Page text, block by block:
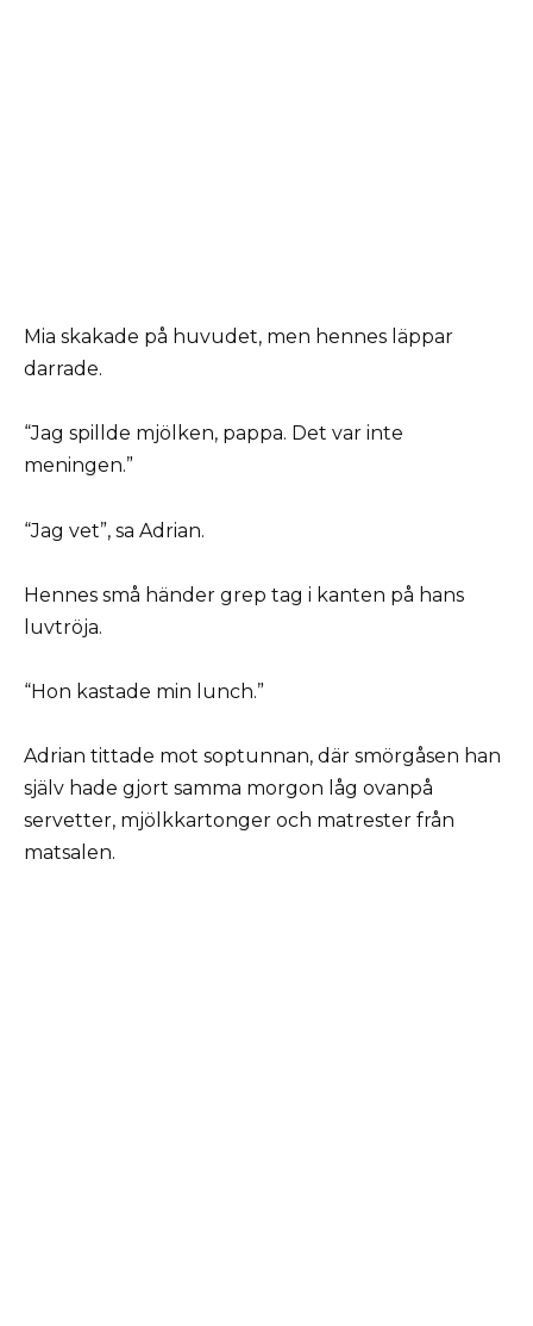
Mia skakade på huvudet, men hennes läppar
darrade.
“Jag spillde mjölken, pappa. Det var inte
meningen.”
“Jag vet”, sa Adrian.
Hennes små händer grep tag i kanten på hans
luvtröja.
“Hon kastade min lunch.”
Adrian tittade mot soptunnan, där smörgåsen han
själv hade gjort samma morgon låg ovanpå
servetter, mjölkkartonger och matrester från
matsalen.